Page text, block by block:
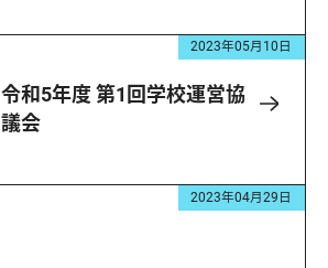
2023年05月10日
令和5年度 第1回学校運営協
議会
2023年04月29日